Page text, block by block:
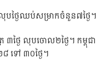
ថ្ងៃឈប់សម្រាកចំនួន៧ថ្ងៃ។
៣ថ្ងៃ លុបចោល២ថ្ងៃ។ កម្ពុជា
ទៅ ៣០ថ្ងៃ។